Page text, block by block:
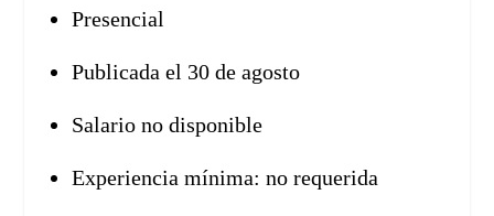
Presencial
Publicada el 30 de agosto
Salario no disponible
Experiencia mínima: no requerida